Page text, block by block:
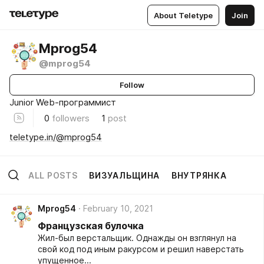
About Teletype Join
Mprog54
@mprog54
Follow
Junior Web-программист
0 followers 1 post
teletype.in/@mprog54
ALL POSTS ВИЗУАЛЬЩИНА ВНУТРЯНКА
Mprog54 February 10, 2021
Французская булочка
Жил-был верстальщик. Однажды он взглянул на
свой код под иным ракурсом и решил наверстать
упущенное...